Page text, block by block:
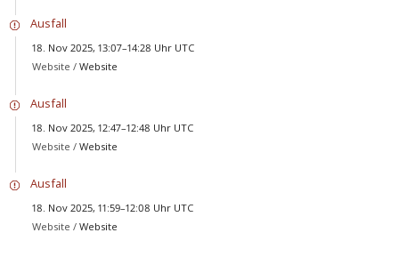
Ausfall
18. Nov 2025, 13:07–14:28 Uhr UTC
Website / Website
Ausfall
18. Nov 2025, 12:47–12:48 Uhr UTC
Website / Website
Ausfall
18. Nov 2025, 11:59–12:08 Uhr UTC
Website / Website